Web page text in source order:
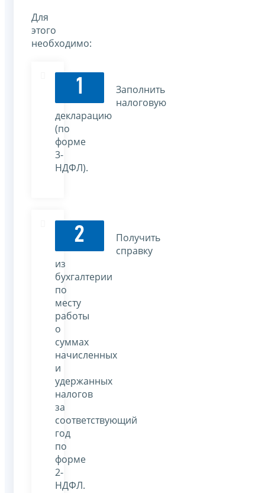
Для
этого
необходимо:
1
Заполнить
налоговую
декларацию
(по
форме
3-
НДФЛ).
2
Получить
справку
из
бухгалтерии
по
месту
работы
о
суммах
начисленных
и
удержанных
налогов
за
соответствующий
год
по
форме
2-
НДФЛ.